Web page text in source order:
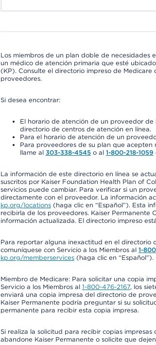
Los miembros de un plan doble de necesidades
un médico de atención primaria que esté
(KP). Consulte el directorio impreso de
proveedores.
Si desea encontrar:
El horario de atención de un proveedor de
directorio de centros de atención en línea.
Para el horario de atención de un
Para proveedores de su plan que
llame al 303-338-4545o al 1-800-218-1059
La información de este directorio en línea se
suscritos por Kaiser Foundation Health Plan of
servicios puede cambiar. Para verificar si un
directamente con el proveedor. La información
kp.org/locations(haga clic en “Español”). Esta
recibirla de los proveedores. Kaiser
información actualizada. El directorio impreso
Para reportar alguna inexactitud en el directorio
comuníquese con Servicio a los Miembros al 1-
kp.org/memberservices(haga clic en “Español”).
Miembro de Medicare: Para solicitar una copia
Servicio a los Miembros al 1-800-476-2167, los
enviará una copia impresa del directorio de
Kaiser Permanente podría preguntar si su
permanente para recibir esta copia impresa.
Si realiza la solicitud para recibir copias
abandone Kaiser Permanente o solicite que